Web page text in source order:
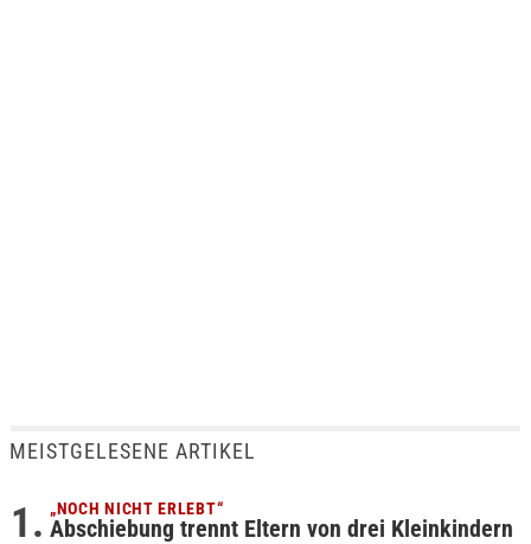
MEISTGELESENE ARTIKEL
„NOCH NICHT ERLEBT“
Abschiebung trennt Eltern von drei Kleinkindern